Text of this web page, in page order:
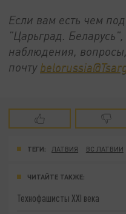
Если вам есть чем
"Царьград.
наблюдения,
почту
ТЕГИ: ЛАТВИЯ ВС ЛАТВИИ
ЧИТАЙТЕ ТАКЖЕ:
Технофашисты XXI века